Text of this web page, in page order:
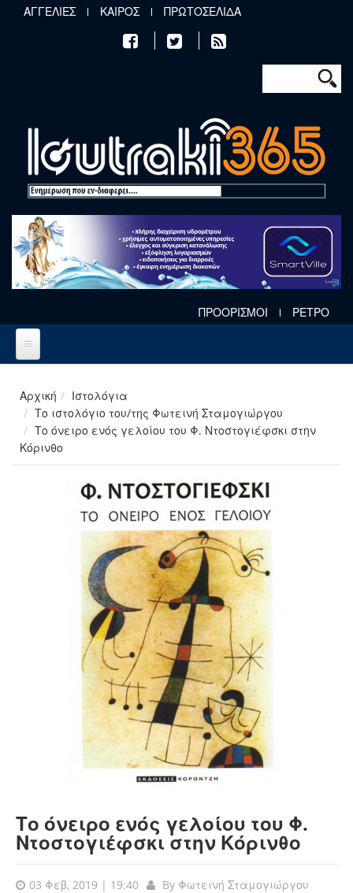
Παράκαμψη προς το κυρίως περιεχόμενο
ΑΓΓΕΛΙΕΣ ΚΑΙΡΟΣ ΠΡΩΤΟΣΕΛΙΔΑ
Φόρμα
Αναζήτηση
ΠΡΟΟΡΙΣΜΟΙ ΡΕΤΡΟ
Αρχική
Ιστολόγια
Το ιστολόγιο του/της Φωτεινή Σταμογιώργου
Το όνειρο ενός γελοίου του Φ. Ντοστογιέφσκι στην
Κόρινθο
Το όνειρο ενός γελοίου του Φ.
Ντοστογιέφσκι στην Κόρινθο
03 Φεβ, 2019 | 19:40 By Φωτεινή Σταμογιώργου